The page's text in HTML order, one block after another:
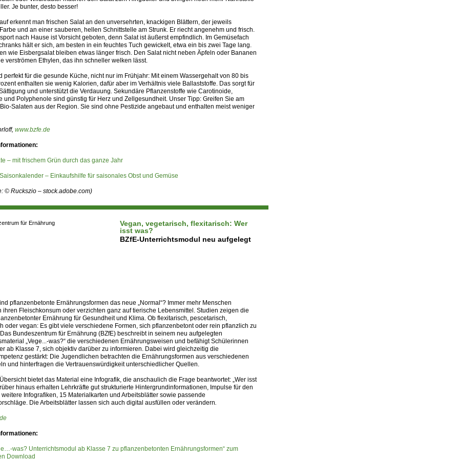
Je bunter, desto besser!
erkennt man frischen Salat an den unversehrten, knackigen Blättern, der jeweils
und an einer sauberen, hellen Schnittstelle am Strunk. Er riecht angenehm und frisch.
nach Hause ist Vorsicht geboten, denn Salat ist äußerst empfindlich. Im Gemüsefach
hält er sich, am besten in ein feuchtes Tuch gewickelt, etwa ein bis zwei Tage lang.
wie Eisbergsalat bleiben etwas länger frisch. Den Salat nicht neben Äpfeln oder Bananen
verströmen Ethylen, das ihn schneller welken lässt.
perfekt für die gesunde Küche, nicht nur im Frühjahr: Mit einem Wassergehalt von 80 bis
enthalten sie wenig Kalorien, dafür aber im Verhältnis viele Ballaststoffe. Das sorgt für
und unterstützt die Verdauung. Sekundäre Pflanzenstoffe wie Carotinoide,
und Polyphenole sind günstig für Herz und Zellgesundheit. Unser Tipp: Greifen Sie am
Salaten aus der Region. Sie sind ohne Pestizide angebaut und enthalten meist weniger
www.bzfe.de
– mit frischem Grün durch das ganze Jahr
– Einkaufshilfe für saisonales Obst und Gemüse
© Ruckszio – stock.adobe.com)
Vegan, vegetarisch, flexitarisch: Wer
isst was?
BZfE-Unterrichtsmodul neu aufgelegt
pflanzenbetonte Ernährungsformen das neue „Normal“? Immer mehr Menschen
ihren Fleischkonsum oder verzichten ganz auf tierische Lebensmittel. Studien zeigen die
Ernährung für Gesundheit und Klima. Ob flexitarisch, pescetarisch,
oder vegan: Es gibt viele verschiedene Formen, sich pflanzenbetont oder rein pflanzlich zu
Bundeszentrum für Ernährung (BZfE) beschreibt in seinem neu aufgelegten
„Vege...-was?“ die verschiedenen Ernährungsweisen und befähigt Schülerinnen
ab Klasse 7, sich objektiv darüber zu informieren. Dabei wird gleichzeitig die
gestärkt: Die Jugendlichen betrachten die Ernährungsformen aus verschiedenen
und hinterfragen die Vertrauenswürdigkeit unterschiedlicher Quellen.
bietet das Material eine Infografik, die anschaulich die Frage beantwortet: „Wer isst
hinaus erhalten Lehrkräfte gut strukturierte Hintergrundinformationen, Impulse für den
weitere Infografiken, 15 Materialkarten und Arbeitsblätter sowie passende
Die Arbeitsblätter lassen sich auch digital ausfüllen oder verändern.
was? Unterrichtsmodul ab Klasse 7 zu pflanzenbetonten Ernährungsformen“ zum
Download